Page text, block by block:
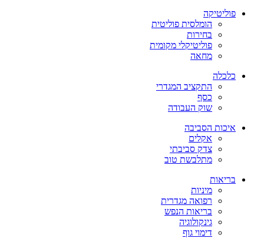
פוליטיקה
הומלסית פוליטית
בחירות
פוליטיקלי מקומית
מחאה
כלכלה
התקציב המגדרי
כסף
שוק העבודה
איכות הסביבה
אקלים
צדק סביבתי
מתלבשת טוב
בריאות
מיניות
רפואה מגדרית
בריאות הנפש
גינקולוגיה
דימוי גוף